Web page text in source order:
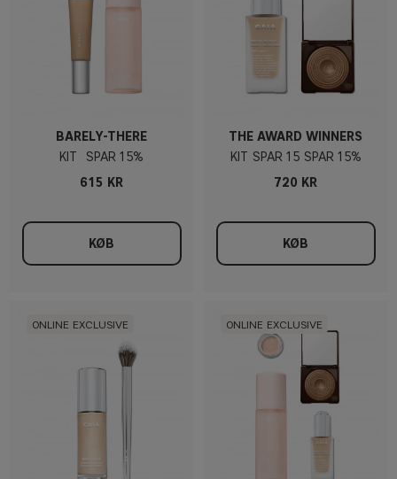
BARELY-THERE
KIT
15%
615 KR
KØB
THE AWARD WINNERS
KIT
15
15%
720 KR
KØB
ONLINE EXCLUSIVE ONLINE EXCLUSIVE